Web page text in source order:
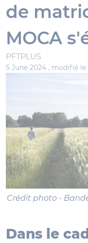
de
MOCA
PFTPLUS
5 June 2024 , modifié le
Crédit photo -
Dans le